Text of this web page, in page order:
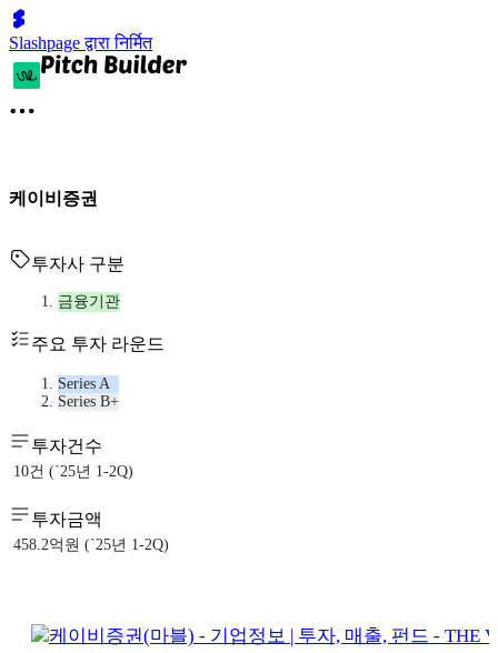
Slashpage द्वारा निर्मित
케이비증권
투자사 구분
금융기관
주요 투자 라운드
Series A
Series B+
투자건수
10건 (`25년 1-2Q)
투자금액
458.2억원 (`25년 1-2Q)
케이비증권(마블) - 기업정보 | 투자, 매출, 펀드 - THE